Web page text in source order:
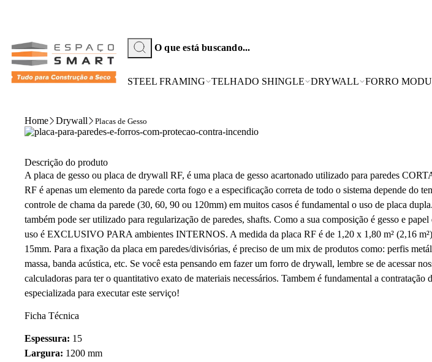
STEEL FRAMING TELHADO SHINGLE DRYWALL FORRO
Home Drywall Placas de Gesso
Descrição do produto
A placa de gesso ou placa de drywall RF, é uma placa de gesso acartonado utilizado para paredes
RF é apenas um elemento da parede corta fogo e a especificação correta de todo o sistema depende do
controle de chama da parede (30, 60, 90 ou 120mm) em muitos casos é fundamental o uso de placa
também pode ser utilizado para regularização de paredes, shafts. Como a sua composição é gesso e papel
uso é EXCLUSIVO PARA ambientes INTERNOS. A medida da placa RF é de 1,20 x 1,80 m² (2,16 m²)
15mm. Para a fixação da placa em paredes/divisórias, é preciso de um mix de produtos como: perfis
massa, banda acústica, etc. Se você esta pensando em fazer um forro de drywall, lembre se de acessar
calculadoras para ter o quantitativo exato de materiais necessários. Tambem é fundamental a contratação
especializada para executar este serviço!
Ficha Técnica
Espessura: 15
Largura: 1200 mm